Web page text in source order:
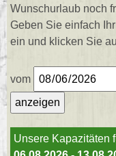
Wunschurlaub noch
Geben Sie einfach
ein und klicken Sie
vom
Unsere Kapazitäten